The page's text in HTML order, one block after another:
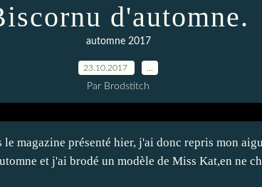
d'automne.
automne 2017
23.10.2017
Par Brodstitch
magazine présenté hier, j'ai donc repris mon
et j'ai brodé un modèle de Miss Kat,en ne